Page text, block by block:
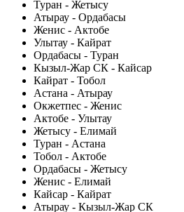
Туран - Жетысу
Атырау - Ордабасы
Женис - Актобе
Улытау - Кайрат
Ордабасы - Туран
Кызыл-Жар СК - Кайсар
Кайрат - Тобол
Астана - Атырау
Окжетпес - Женис
Актобе - Улытау
Жетысу - Елимай
Туран - Астана
Тобол - Актобе
Ордабасы - Жетысу
Женис - Елимай
Кайсар - Кайрат
Атырау - Кызыл-Жар СК